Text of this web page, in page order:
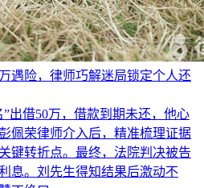
遇险，律师巧解迷局锁定个人还
出借50万，借款到期未还，他心
佩荣律师介入后，精准梳理证据
键转折点。最终，法院判决被告
息。刘先生得知结果后激动不